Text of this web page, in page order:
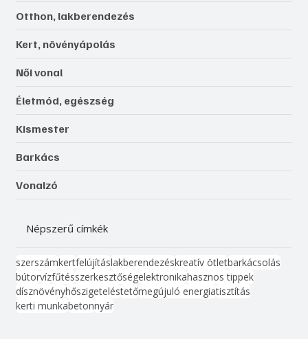
Otthon, lakberendezés
Kert, növényápolás
Női vonal
Életmód, egészség
Kismester
Barkács
Vonalzó
Népszerű címkék
szerszámkertfelújításlakberendezéskreatív ötletbarkácsolás
bútorvízfűtésszerkesztőségelektronikahasznos tippek
dísznövényhőszigeteléstetőmegújuló energiatisztítás
kerti munkabetonnyár